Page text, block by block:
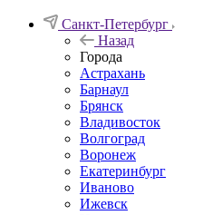
Санкт-Петербург
Назад
Города
Астрахань
Барнаул
Брянск
Владивосток
Волгоград
Воронеж
Екатеринбург
Иваново
Ижевск